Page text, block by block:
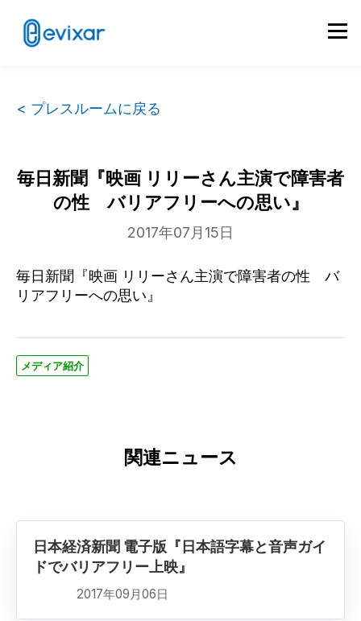
< プレスルームに戻る
毎日新聞『映画 リリーさん主演で障害者
の性 バリアフリーへの思い』
2017年07月15日
毎日新聞『映画 リリーさん主演で障害者の性 バ
リアフリーへの思い』
メディア紹介
関連ニュース
日本経済新聞 電子版『日本語字幕と音声ガイ
ドでバリアフリー上映』
2017年09月06日